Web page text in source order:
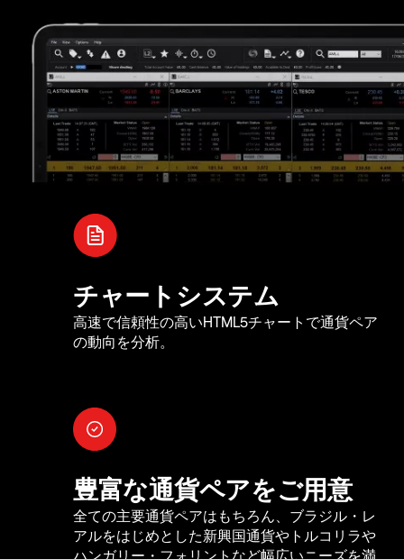
チャートシステム
高速で信頼性の高いHTML5チャートで通貨ペア
の動向を分析。
豊富な通貨ペアをご用意
全ての主要通貨ペアはもちろん、ブラジル・レ
アルをはじめとした新興国通貨やトルコリラや
ハンガリー・フォリントなど幅広いニーズを満